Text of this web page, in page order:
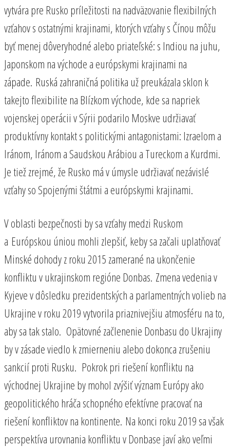
vytvára pre Rusko príležitosti na nadväzovanie flexibilných
vzťahov s ostatnými krajinami, ktorých vzťahy s Čínou môžu
byť menej dôveryhodné alebo priateľské: s Indiou na juhu,
Japonskom na východe a európskymi krajinami na
západe. Ruská zahraničná politika už preukázala sklon k
takejto flexibilite na Blízkom východe, kde sa napriek
vojenskej operácii v Sýrii podarilo Moskve udržiavať
produktívny kontakt s politickými antagonistami: Izraelom a
Iránom, Iránom a Saudskou Arábiou a Tureckom a Kurdmi.
Je tiež zrejmé, že Rusko má v úmysle udržiavať nezávislé
vzťahy so Spojenými štátmi a európskymi krajinami.
V oblasti bezpečnosti by sa vzťahy medzi Ruskom
a Európskou úniou mohli zlepšiť, keby sa začali uplatňovať
Minské dohody z roku 2015 zamerané na ukončenie
konfliktu v ukrajinskom regióne Donbas. Zmena vedenia v
Kyjeve v dôsledku prezidentských a parlamentných volieb na
Ukrajine v roku 2019 vytvorila priaznivejšiu atmosféru na to,
aby sa tak stalo. Opätovné začlenenie Donbasu do Ukrajiny
by v zásade viedlo k zmierneniu alebo dokonca zrušeniu
sankcií proti Rusku. Pokrok pri riešení konfliktu na
východnej Ukrajine by mohol zvýšiť význam Európy ako
geopolitického hráča schopného efektívne pracovať na
riešení konfliktov na kontinente. Na konci roku 2019 sa však
perspektíva urovnania konfliktu v Donbase javí ako veľmi